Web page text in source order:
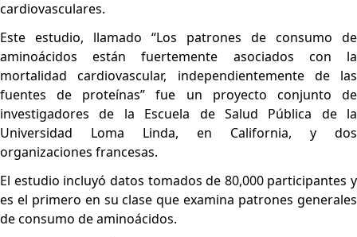
cardiovasculares.
Este estudio, llamado “Los patrones de consumo de
aminoácidos están fuertemente asociados con la
mortalidad cardiovascular, independientemente de las
fuentes de proteínas” fue un proyecto conjunto de
investigadores de la Escuela de Salud Pública de la
Universidad Loma Linda, en California, y dos
organizaciones francesas.
El estudio incluyó datos tomados de 80,000 participantes y
es el primero en su clase que examina patrones generales
de consumo de aminoácidos.